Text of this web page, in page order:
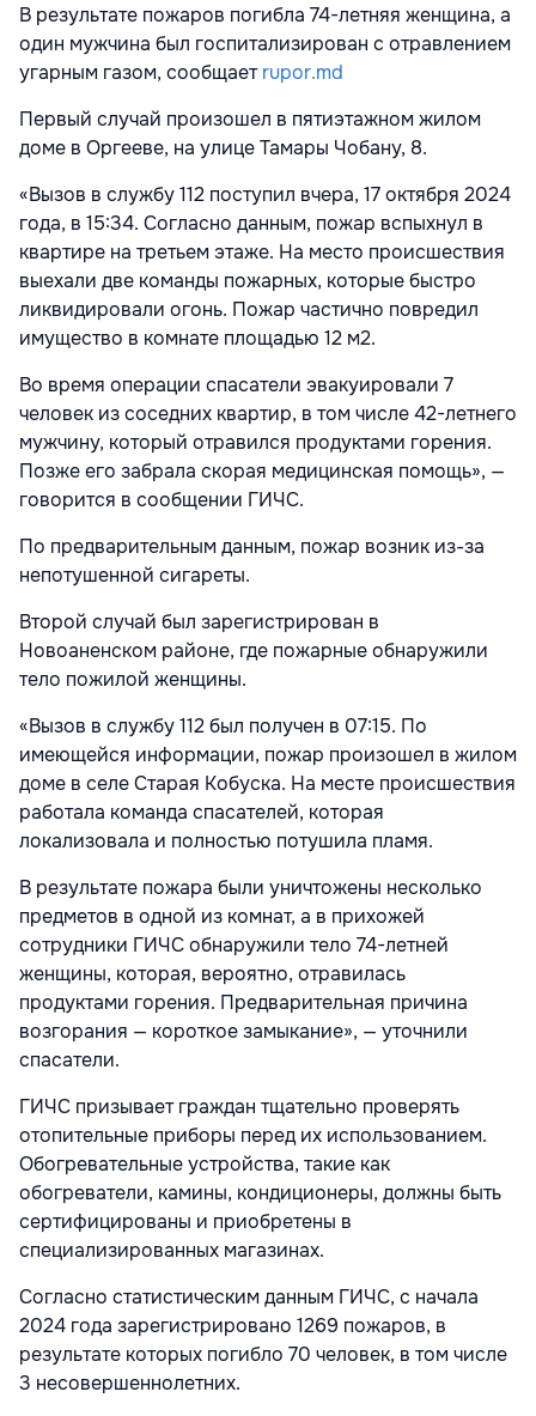
В результате пожаров погибла 74-летняя женщина, а
один мужчина был госпитализирован с отравлением
угарным газом, сообщаетrupor.md
Первый случай произошел в пятиэтажном жилом
доме в Оргееве, на улице Тамары Чобану, 8.
«Вызов в службу 112 поступил вчера, 17 октября 2024
года, в 15:34. Согласно данным, пожар вспыхнул в
квартире на третьем этаже. На место происшествия
выехали две команды пожарных, которые быстро
ликвидировали огонь. Пожар частично повредил
имущество в комнате площадью 12 м2.
Во время операции спасатели эвакуировали 7
человек из соседних квартир, в том числе 42-летнего
мужчину, который отравился продуктами горения.
Позже его забрала скорая медицинская помощь», —
говорится в сообщении ГИЧС.
По предварительным данным, пожар возник из-за
непотушенной сигареты.
Второй случай был зарегистрирован в
Новоаненском районе, где пожарные обнаружили
тело пожилой женщины.
«Вызов в службу 112 был получен в 07:15. По
имеющейся информации, пожар произошел в жилом
доме в селе Старая Кобуска. На месте происшествия
работала команда спасателей, которая
локализовала и полностью потушила пламя.
В результате пожара были уничтожены несколько
предметов в одной из комнат, а в прихожей
сотрудники ГИЧС обнаружили тело 74-летней
женщины, которая, вероятно, отравилась
продуктами горения. Предварительная причина
возгорания — короткое замыкание», — уточнили
спасатели.
ГИЧС призывает граждан тщательно проверять
отопительные приборы перед их использованием.
Обогревательные устройства, такие как
обогреватели, камины, кондиционеры, должны быть
сертифицированы и приобретены в
специализированных магазинах.
Согласно статистическим данным ГИЧС, с начала
2024 года зарегистрировано 1269 пожаров, в
результате которых погибло 70 человек, в том числе
3 несовершеннолетних.